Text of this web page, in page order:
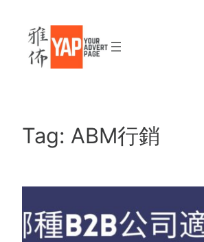
content
Tag: ABM行銷